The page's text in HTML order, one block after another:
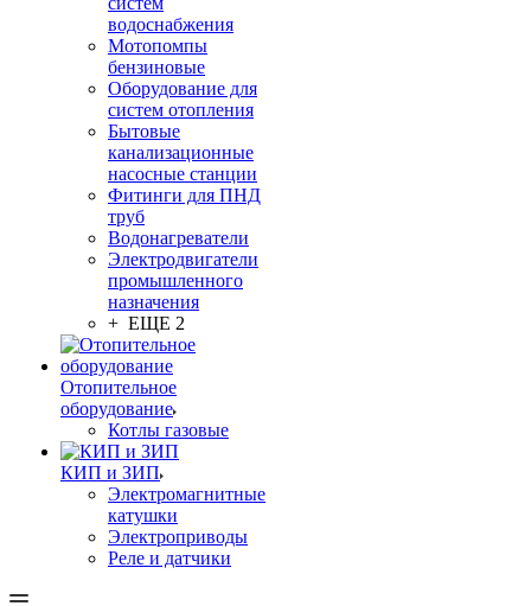
водоснабжения
Мотопомпы
бензиновые
Оборудование для
систем отопления
Бытовые
канализационные
насосные станции
Фитинги для ПНД
труб
Водонагреватели
Электродвигатели
промышленного
назначения
+ ЕЩЕ 2
Отопительное
оборудование
Котлы газовые
КИП и ЗИП
Электромагнитные
катушки
Электроприводы
Реле и датчики